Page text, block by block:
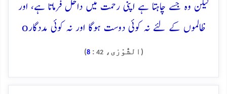
لیکن وہ جسے چاہتا ہے اپنی رحمت میں داخل فرماتا ہے، اور
ظالموں کے لئے نہ کوئی دوست ہوگا اور نہ کوئی مددگارo
(الشُّوْرٰی،42
:
8
)